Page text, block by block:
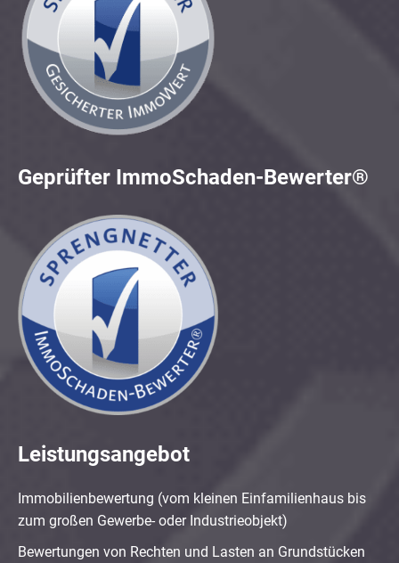
Geprüfter ImmoSchaden-Bewerter®
Leistungsangebot
Immobilienbewertung (vom kleinen Einfamilienhaus bis
zum großen Gewerbe- oder Industrieobjekt)
Bewertungen von Rechten und Lasten an Grundstücken